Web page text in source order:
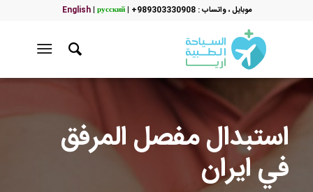
موبایل ، واتساب : 989303330908+ |
English| русский
استبدال مفصل المرفق
في ايران